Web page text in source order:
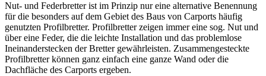
Nut- und Federbretter ist im Prinzip nur eine alternative Benennung
für die besonders auf dem Gebiet des Baus von Carports häufig
genutzten Profilbretter. Profilbretter zeigen immer eine sog. Nut und
über eine Feder, die die leichte Installation und das problemlose
Ineinanderstecken der Bretter gewährleisten. Zusammengesteckte
Profilbretter können ganz einfach eine ganze Wand oder die
Dachfläche des Carports ergeben.